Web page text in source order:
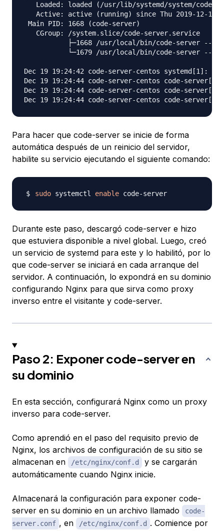
Loaded: loaded (/usr/lib/systemd/system/code-
Active: active (running) since Thu 2019-12-19
Main PID: 1668 (code-server)
   CGroup: /system.slice/code-server.service
├─1668 /usr/local/bin/code-server --
└─1679 /usr/local/bin/code-server --
Dec 19 19:24:42 code-server-centos systemd[1]:
Dec 19 19:24:44 code-server-centos code-
Dec 19 19:24:44 code-server-centos code-
Para hacer que code-server se inicie de forma
automática después de un reinicio del servidor,
habilite su servicio ejecutando el siguiente comando:
sudo systemctl enable
Durante este paso, descargó code-server e hizo
que estuviera disponible a nivel global. Luego, creó
un servicio de systemd para este y lo habilitó, por lo
que code-server se iniciará en cada arranque del
servidor. A continuación, lo expondrá en su dominio
configurando Nginx para que sirva como proxy
inverso entre el visitante y code-server.
Paso 2: Exponer code-server en
su dominio
En esta sección, configurará Nginx como un proxy
inverso para code-server.
Como aprendió en el paso del requisito previo de
Nginx, los archivos de configuración de su sitio se
almacenan en
/etc/nginx/conf.d
y se cargarán
automáticamente cuando Nginx inicie.
Almacenará la configuración para exponer code-
server en su dominio en un archivo llamado
code-
server.conf , en /etc/nginx/conf.d . Comience por